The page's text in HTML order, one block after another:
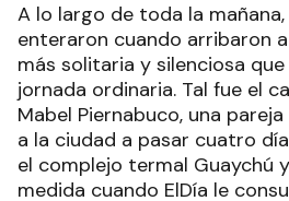
A lo largo de toda la
enteraron cuando arribaron
más solitaria y silenciosa
jornada ordinaria. Tal fue el
Mabel Piernabuco, una
a la ciudad a pasar cuatro
el complejo termal Guaychú
medida cuando ElDía le